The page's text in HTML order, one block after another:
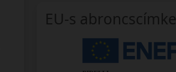
EU-s abroncscímke